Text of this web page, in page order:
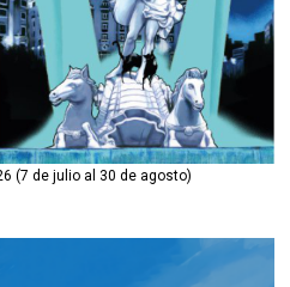
(7 de julio al 30 de agosto)